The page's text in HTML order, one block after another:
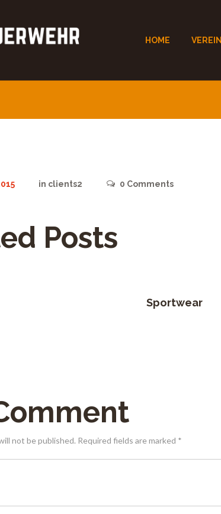
HOME VEREIN
in clients2 0 Comments
Posts
Sportwear
not be published. Required fields are marked *